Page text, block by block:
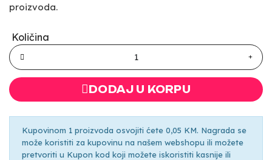
proizvoda.
Količina
DODAJ U KORPU
Kupovinom 1 proizvoda osvojiti ćete 0,05 KM. Nagrada se
može koristiti za kupovinu na našem webshopu ili možete
pretvoriti u Kupon kod koji možete iskoristiti kasnije ili